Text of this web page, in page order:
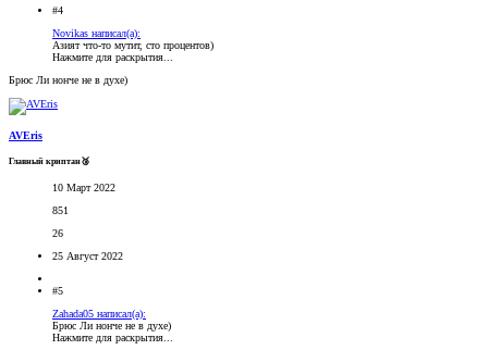
#4
Novikas написал(а):
Азият что-то мутит, сто процентов)
Нажмите для раскрытия...
Брюс Ли нонче не в духе)
AVEris
Главный криптан🥉
10 Март 2022
851
26
25 Август 2022
#5
Zahada05 написал(а):
Брюс Ли нонче не в духе)
Нажмите для раскрытия...